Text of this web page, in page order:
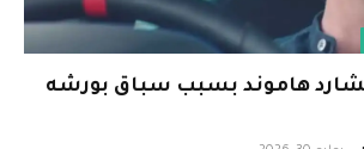
هاموند بسبب سباق بورشه